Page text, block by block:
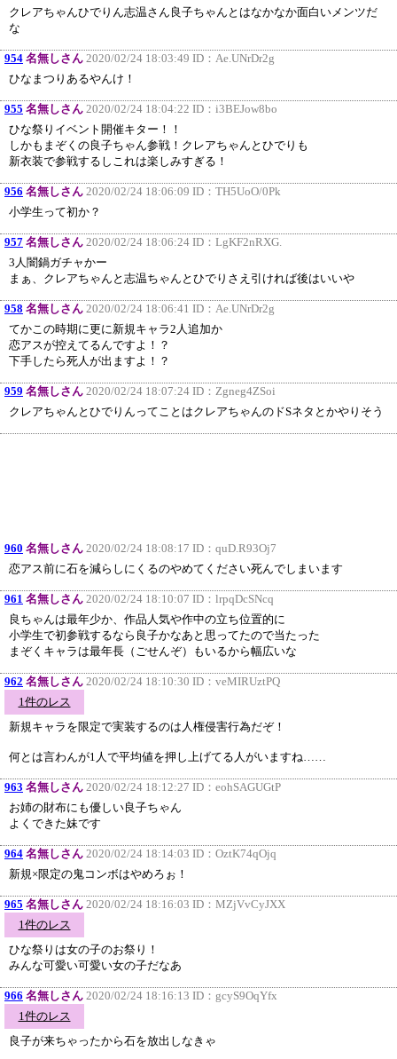
クレアちゃんひでりん志温さん良子ちゃんとはなかなか面白いメンツだ
な
954 名無しさん 2020/02/24 18:03:49 ID： Ae.UNrDr2g
ひなまつりあるやんけ！
955 名無しさん 2020/02/24 18:04:22 ID： i3BEJow8bo
ひな祭りイベント開催キター！！
しかもまぞくの良子ちゃん参戦！クレアちゃんとひでりも
新衣装で参戦するしこれは楽しみすぎる！
956 名無しさん 2020/02/24 18:06:09 ID： TH5UoO/0Pk
小学生って初か？
957 名無しさん 2020/02/24 18:06:24 ID： LgKF2nRXG.
3人闇鍋ガチャかー
まぁ、クレアちゃんと志温ちゃんとひでりさえ引ければ後はいいや
958 名無しさん 2020/02/24 18:06:41 ID： Ae.UNrDr2g
てかこの時期に更に新規キャラ2人追加か
恋アスが控えてるんですよ！？
下手したら死人が出ますよ！？
959 名無しさん 2020/02/24 18:07:24 ID： Zgneg4ZSoi
クレアちゃんとひでりんってことはクレアちゃんのドSネタとかやりそう
960 名無しさん 2020/02/24 18:08:17 ID： quD.R93Oj7
恋アス前に石を減らしにくるのやめてください死んでしまいます
961 名無しさん 2020/02/24 18:10:07 ID： lrpqDcSNcq
良ちゃんは最年少か、作品人気や作中の立ち位置的に
小学生で初参戦するなら良子かなあと思ってたので当たった
まぞくキャラは最年長（ごせんぞ）もいるから幅広いな
962 名無しさん 2020/02/24 18:10:30 ID： veMIRUztPQ
1件のレス
新規キャラを限定で実装するのは人権侵害行為だぞ！
何とは言わんが1人で平均値を押し上げてる人がいますね……
963 名無しさん 2020/02/24 18:12:27 ID： eohSAGUGtP
お姉の財布にも優しい良子ちゃん
よくできた妹です
964 名無しさん 2020/02/24 18:14:03 ID： OztK74qOjq
新規×限定の鬼コンボはやめろぉ！
965 名無しさん 2020/02/24 18:16:03 ID： MZjVvCyJXX
1件のレス
ひな祭りは女の子のお祭り！
みんな可愛い可愛い女の子だなあ
966 名無しさん 2020/02/24 18:16:13 ID： gcyS9OqYfx
1件のレス
良子が来ちゃったから石を放出しなきゃ